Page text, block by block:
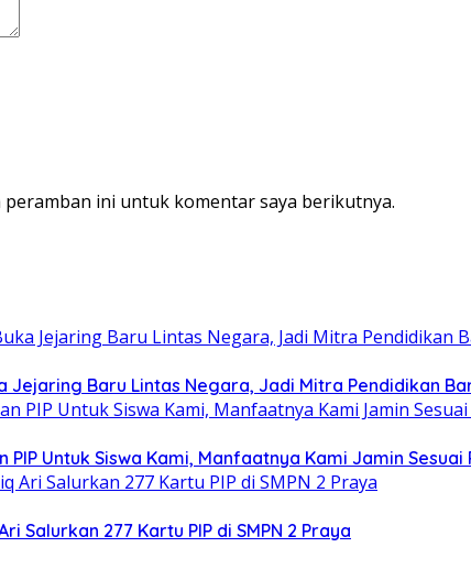
peramban ini untuk komentar saya berikutnya.
Jejaring Baru Lintas Negara, Jadi Mitra Pendidikan
Untuk Siswa Kami, Manfaatnya Kami Jamin Sesuai
Salurkan 277 Kartu PIP di SMPN 2 Praya